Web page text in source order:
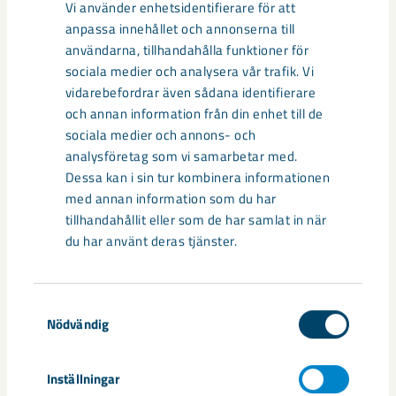
Vi använder enhetsidentifierare för att
anpassa innehållet och annonserna till
användarna, tillhandahålla funktioner för
sociala medier och analysera vår trafik. Vi
vidarebefordrar även sådana identifierare
och annan information från din enhet till de
sociala medier och annons- och
analysföretag som vi samarbetar med.
Dessa kan i sin tur kombinera informationen
med annan information som du har
tillhandahållit eller som de har samlat in när
du har använt deras tjänster.
Nödvändig
Inställningar
Taggar
Niklas Johansson SSAB Vattenfall
Relaterat innehåll